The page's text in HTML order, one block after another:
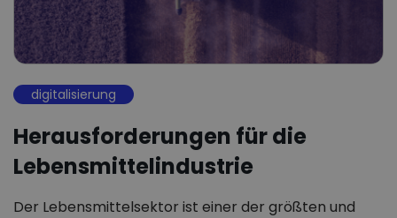
digitalisierung
Herausforderungen für die
Lebensmittelindustrie
Der Lebensmittelsektor ist einer der größten und